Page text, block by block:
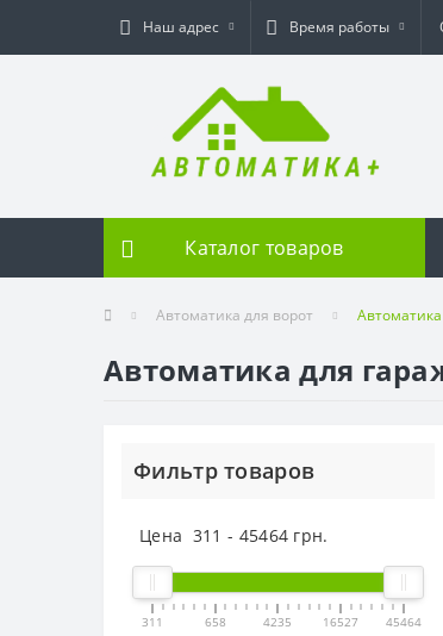
Наш адрес Время работы
Каталог товаров
Автоматика для ворот
Автоматика для
Фильтр товаров
Цена 311 - 45464 грн.
311 658 4235 16527 45464